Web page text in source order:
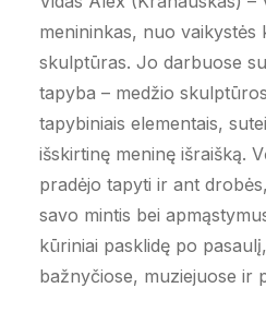
menininkas, nuo vaikystės
skulptūras. Jo darbuose
tapyba – medžio
tapybiniais elementais,
išskirtinę meninę išraišką.
pradėjo tapyti ir ant
savo mintis bei
kūriniai pasklidę po
bažnyčiose, muziejuose ir